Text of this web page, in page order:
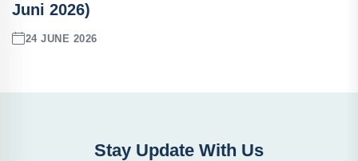
Juni 2026)
24 JUNE 2026
Stay Update With Us